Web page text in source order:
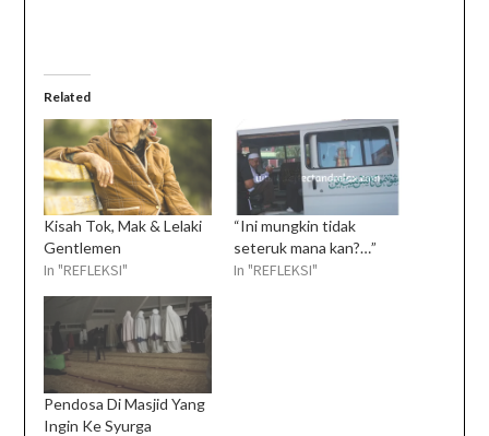
Related
Kisah Tok, Mak & Lelaki
Gentlemen
In "REFLEKSI"
“Ini mungkin tidak
seteruk mana kan?…”
In "REFLEKSI"
Pendosa Di Masjid Yang
Ingin Ke Syurga